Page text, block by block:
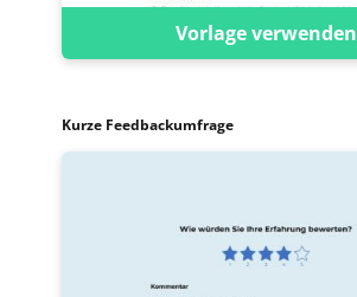
Vorlage verwenden
Kurze Feedbackumfrage